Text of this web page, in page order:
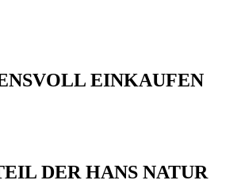
EINKAUFEN
DER HANS NATUR